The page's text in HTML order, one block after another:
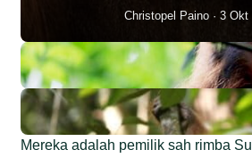
Christopel Paino 3 Okt
Mereka adalah pemilik sah rimba